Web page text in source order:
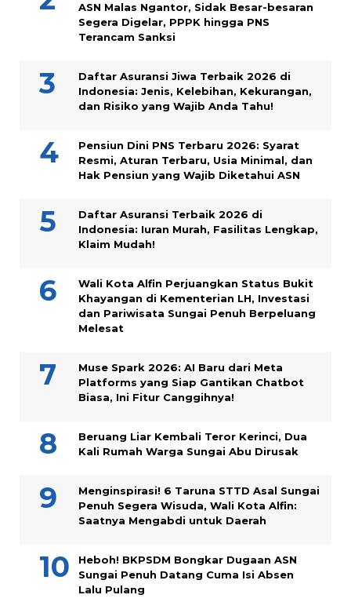
ASN Malas Ngantor, Sidak Besar-besaran
Segera Digelar, PPPK hingga PNS
Terancam Sanksi
Daftar Asuransi Jiwa Terbaik 2026 di
Indonesia: Jenis, Kelebihan, Kekurangan,
dan Risiko yang Wajib Anda Tahu!
Pensiun Dini PNS Terbaru 2026: Syarat
Resmi, Aturan Terbaru, Usia Minimal, dan
Hak Pensiun yang Wajib Diketahui ASN
Daftar Asuransi Terbaik 2026 di
Indonesia: Iuran Murah, Fasilitas Lengkap,
Klaim Mudah!
Wali Kota Alfin Perjuangkan Status Bukit
Khayangan di Kementerian LH, Investasi
dan Pariwisata Sungai Penuh Berpeluang
Melesat
Muse Spark 2026: AI Baru dari Meta
Platforms yang Siap Gantikan Chatbot
Biasa, Ini Fitur Canggihnya!
Beruang Liar Kembali Teror Kerinci, Dua
Kali Rumah Warga Sungai Abu Dirusak
Menginspirasi! 6 Taruna STTD Asal Sungai
Penuh Segera Wisuda, Wali Kota Alfin:
Saatnya Mengabdi untuk Daerah
Heboh! BKPSDM Bongkar Dugaan ASN
Sungai Penuh Datang Cuma Isi Absen
Lalu Pulang